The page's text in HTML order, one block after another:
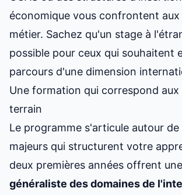
économique vous confrontent aux
métier. Sachez qu'un stage à
possible pour ceux qui souhaitent
parcours d'une dimension
Une formation qui correspond
terrain
Le programme s'articule autour
majeurs qui structurent votre
deux premières années offrent une
généraliste des domaines de